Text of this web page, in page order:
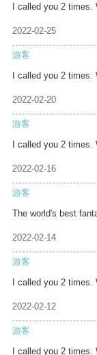
I called you 2 times.
2022-02-25
游客
I called you 2 times.
2022-02-20
游客
I called you 2 times.
2022-02-16
游客
The world's best
2022-02-14
游客
I called you 2 times.
2022-02-12
游客
I called you 2 times.